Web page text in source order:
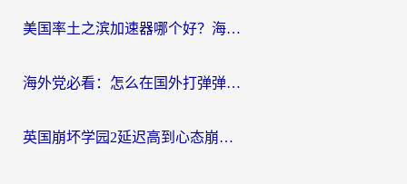
美国率土之滨加速器哪个好？海外党国服游戏畅玩终极指南（附多游戏解决方案）
海外党必看：怎么在国外打弹弹堂不卡？番茄加速器亲测指南
英国崩坏学园2延迟高到心态崩？海外党国服游戏加速终极指南